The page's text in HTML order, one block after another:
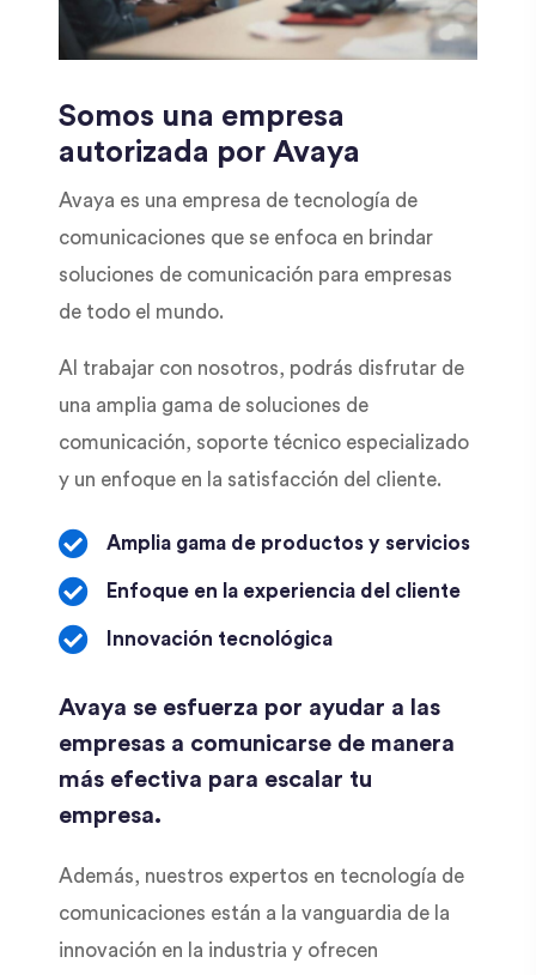
Somos una empresa
autorizada por Avaya
Avaya es una empresa de tecnología de
comunicaciones que se enfoca en brindar
soluciones de comunicación para empresas
de todo el mundo.
Al trabajar con nosotros, podrás disfrutar de
una amplia gama de soluciones de
comunicación, soporte técnico especializado
y un enfoque en la satisfacción del cliente.
Amplia gama de productos y servicios
Enfoque en la experiencia del cliente
Innovación tecnológica
Avaya se esfuerza por ayudar a las
empresas a comunicarse de manera
más efectiva para escalar tu
empresa.
Además, nuestros expertos en tecnología de
comunicaciones están a la vanguardia de la
innovación en la industria y ofrecen